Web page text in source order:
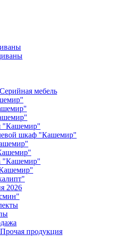
Серийная мебель
"Кашемир"
шкаф "Кашемир"
"Кашемир"
2026
Прочая продукция